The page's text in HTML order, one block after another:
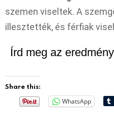
szemen viseltek. A
illesztették, és férfiak
Írd meg az
Share this:
WhatsApp